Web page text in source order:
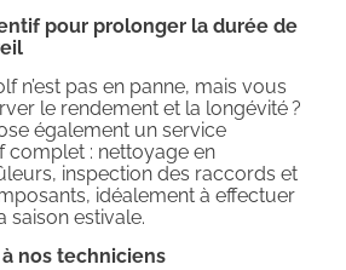
pour prolonger la durée de
n’est pas en panne, mais vous
le rendement et la longévité ?
également un service
complet : nettoyage en
inspection des raccords et
idéalement à effectuer
saison estivale.
nos techniciens